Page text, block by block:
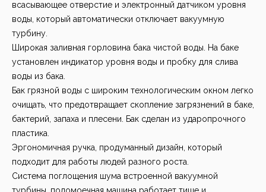
всасывающее отверстие и электронный датчиком уровня
воды, который автоматически отключает вакуумную
турбину.
Широкая заливная горловина бака чистой воды. На баке
установлен индикатор уровня воды и пробку для слива
воды из бака.
Бак грязной воды с широким технологическим окном легко
очищать, что предотвращает скопление загрязнений в баке,
бактерий, запаха и плесени. Бак сделан из ударопрочного
пластика.
Эргономичная ручка, продуманный дизайн, который
подходит для работы людей разного роста.
Система поглощения шума встроенной вакуумной